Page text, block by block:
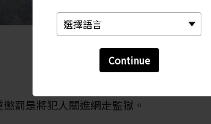
Continue
罰是將犯人關進網走監獄。